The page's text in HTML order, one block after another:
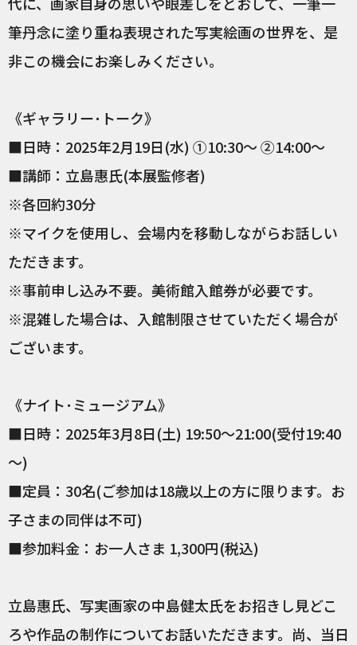
筆丹念に塗り重ね表現された写実絵画の世界を、是
非この機会にお楽しみください。
《ギャラリー･トーク》
■日時：2025年2月19日(水) ①10:30～ ②14:00～
■講師：立島惠氏(本展監修者)
※各回約30分
※マイクを使用し、会場内を移動しながらお話しい
ただきます。
※事前申し込み不要。美術館入館券が必要です。
※混雑した場合は、入館制限させていただく場合が
ございます。
《ナイト･ミュージアム》
■日時：2025年3月8日(土) 19:50～21:00(受付19:40
～)
■定員：30名(ご参加は18歳以上の方に限ります。お
子さまの同伴は不可)
■参加料金：お一人さま 1,300円(税込)
立島惠氏、写実画家の中島健太氏をお招きし見どこ
ろや作品の制作についてお話いただきます。尚、当日